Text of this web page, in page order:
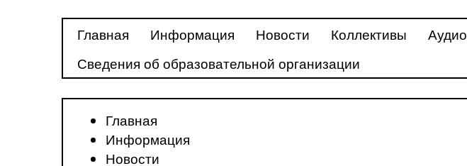
Главная Информация Новости Коллективы Аудио
Сведения об образовательной организации
Главная
Информация
Новости